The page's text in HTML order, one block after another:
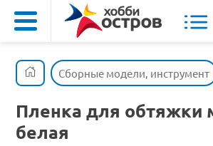
Сборные модели, инструмент
Пленка для обтяжки
белая